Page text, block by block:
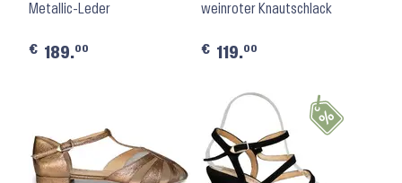
Metallic-Leder
€ 189.00
weinroter Knautschlack
€ 119.00